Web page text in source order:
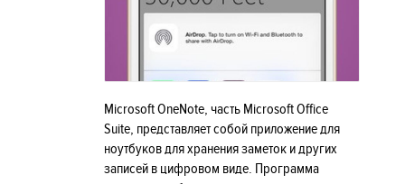
Microsoft OneNote, часть Microsoft Office
Suite, представляет собой приложение для
ноутбуков для хранения заметок и других
записей в цифровом виде. Программа